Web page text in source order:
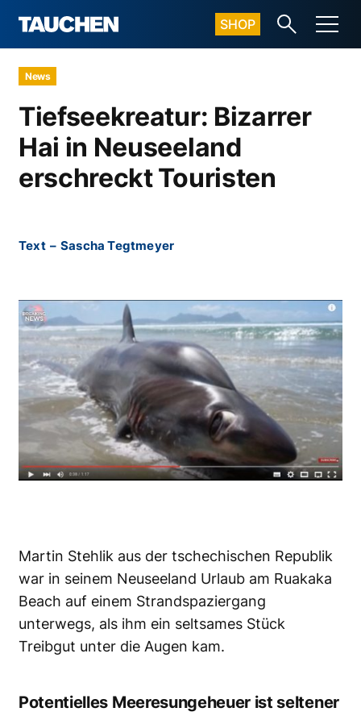
SHOP
News
Tiefseekreatur: Bizarrer
Hai in Neuseeland
erschreckt Touristen
Text – Sascha Tegtmeyer
Martin Stehlik aus der tschechischen Republik
war in seinem Neuseeland Urlaub am Ruakaka
Beach auf einem Strandspaziergang
unterwegs, als ihm ein seltsames Stück
Treibgut unter die Augen kam.
Potentielles Meeresungeheuer ist seltener